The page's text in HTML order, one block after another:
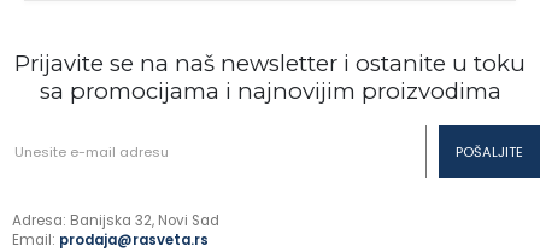
Prijavite se na naš newsletter i ostanite u toku
sa promocijama i najnovijim proizvodima
Adresa: Banijska 32, Novi Sad
Email: prodaja@rasveta.rs